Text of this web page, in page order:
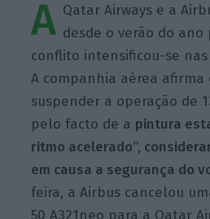
A Qatar Airways e a
desde o verão do ano
conflito intensificou-se
A companhia aérea afirma
suspender a operação de
pelo facto de a pintura
ritmo acelerado”,
em causa a segurança do
feira, a Airbus cancelou
50 A321neo para a Qatar